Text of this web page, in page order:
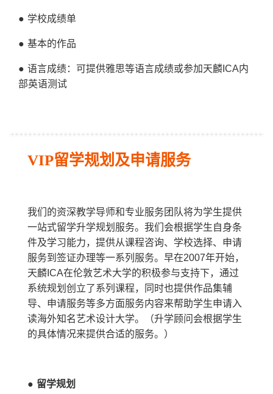
● 学校成绩单
● 基本的作品
● 语言成绩：可提供雅思等语言成绩或参加天麟 ICA内
部英语测试
VIP留学规划及申请服务
我们的资深教学导师和专业服务团队将为学生提供
一站式留学升学规划服务。我们会根据学生自身条
件及学习能力，提供从课程咨询、学校选择、申请
服务到签证办理等一系列服务。早在2007年开始，
天麟ICA在伦敦艺术大学的积极参与支持下，通过
系统规划创立了系列课程，同时也提供作品集辅
导、申请服务等多方面服务内容来帮助学生申请入
读海外知名艺术设计大学。（升学顾问会根据学生
的具体情况来提供合适的服务。）
● 留学规划